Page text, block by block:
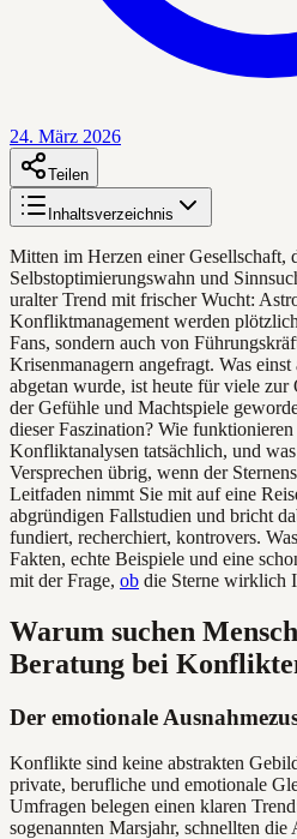
24. März 2026
Teilen
Inhaltsverzeichnis
Mitten im Herzen einer Gesellschaft,
Selbstoptimierungswahn und
uralter Trend mit frischer Wucht:
Konfliktmanagement werden
Fans, sondern auch von
Krisenmanagern angefragt. Was einst
abgetan wurde, ist heute für viele
der Gefühle und Machtspiele
dieser Faszination? Wie
Konfliktanalysen tatsächlich, und
Versprechen übrig, wenn der
Leitfaden nimmt Sie mit auf eine
abgründigen Fallstudien und bricht
fundiert, recherchiert, kontrovers.
Fakten, echte Beispiele und eine
mit der Frage, ob die Sterne wirklich
Warum suchen
Beratung bei
Der emotionale
Konflikte sind keine abstrakten
private, berufliche und emotionale
Umfragen belegen einen klaren
sogenannten Marsjahr, schnellten